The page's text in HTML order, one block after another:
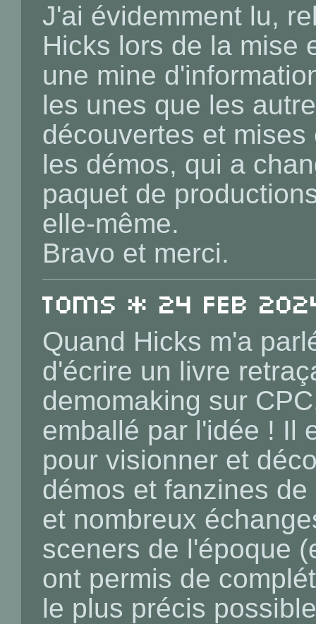
J'ai évidemment lu,
Hicks lors de la mise
une mine
les unes que les
découvertes et
les démos, qui a
paquet de
elle-même.
Bravo et merci.
toms * 24 Feb
Quand Hicks m'a
d'écrire un livre
demomaking sur
emballé par l'idée ! Il
pour visionner et
démos et fanzines
et nombreux
sceners de l'époque
ont permis de
le plus précis